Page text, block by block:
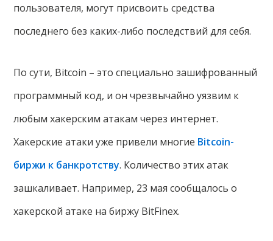
пользователя, могут присвоить средства
последнего без каких-либо последствий для себя.
По сути, Bitcoin – это специально зашифрованный
программный код, и он чрезвычайно уязвим к
любым хакерским атакам через интернет.
Хакерские атаки уже привели многие Bitcoin-
биржи к банкротству. Количество этих атак
зашкаливает. Например, 23 мая сообщалось о
хакерской атаке на биржу BitFinex.